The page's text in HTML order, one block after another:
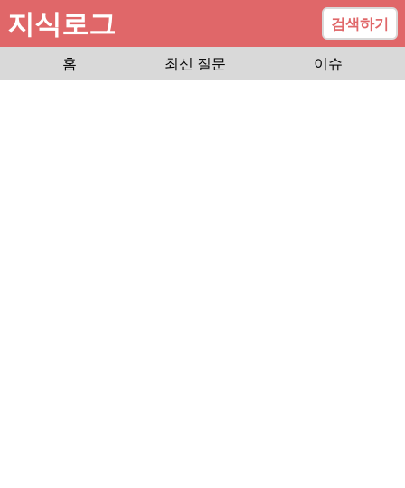
지식로그
검색하기
홈
최신 질문 이슈